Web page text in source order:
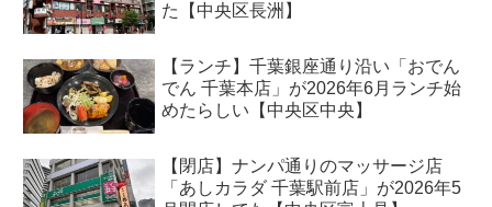
た【中央区長洲】
【ランチ】千葉銀座通り沿い「おでん
でん 千葉本店」が2026年6月ランチ始
めたらしい【中央区中央】
【閉店】ナンパ通りのマッサージ店
「あしカラダ 千葉駅前店」が2026年5